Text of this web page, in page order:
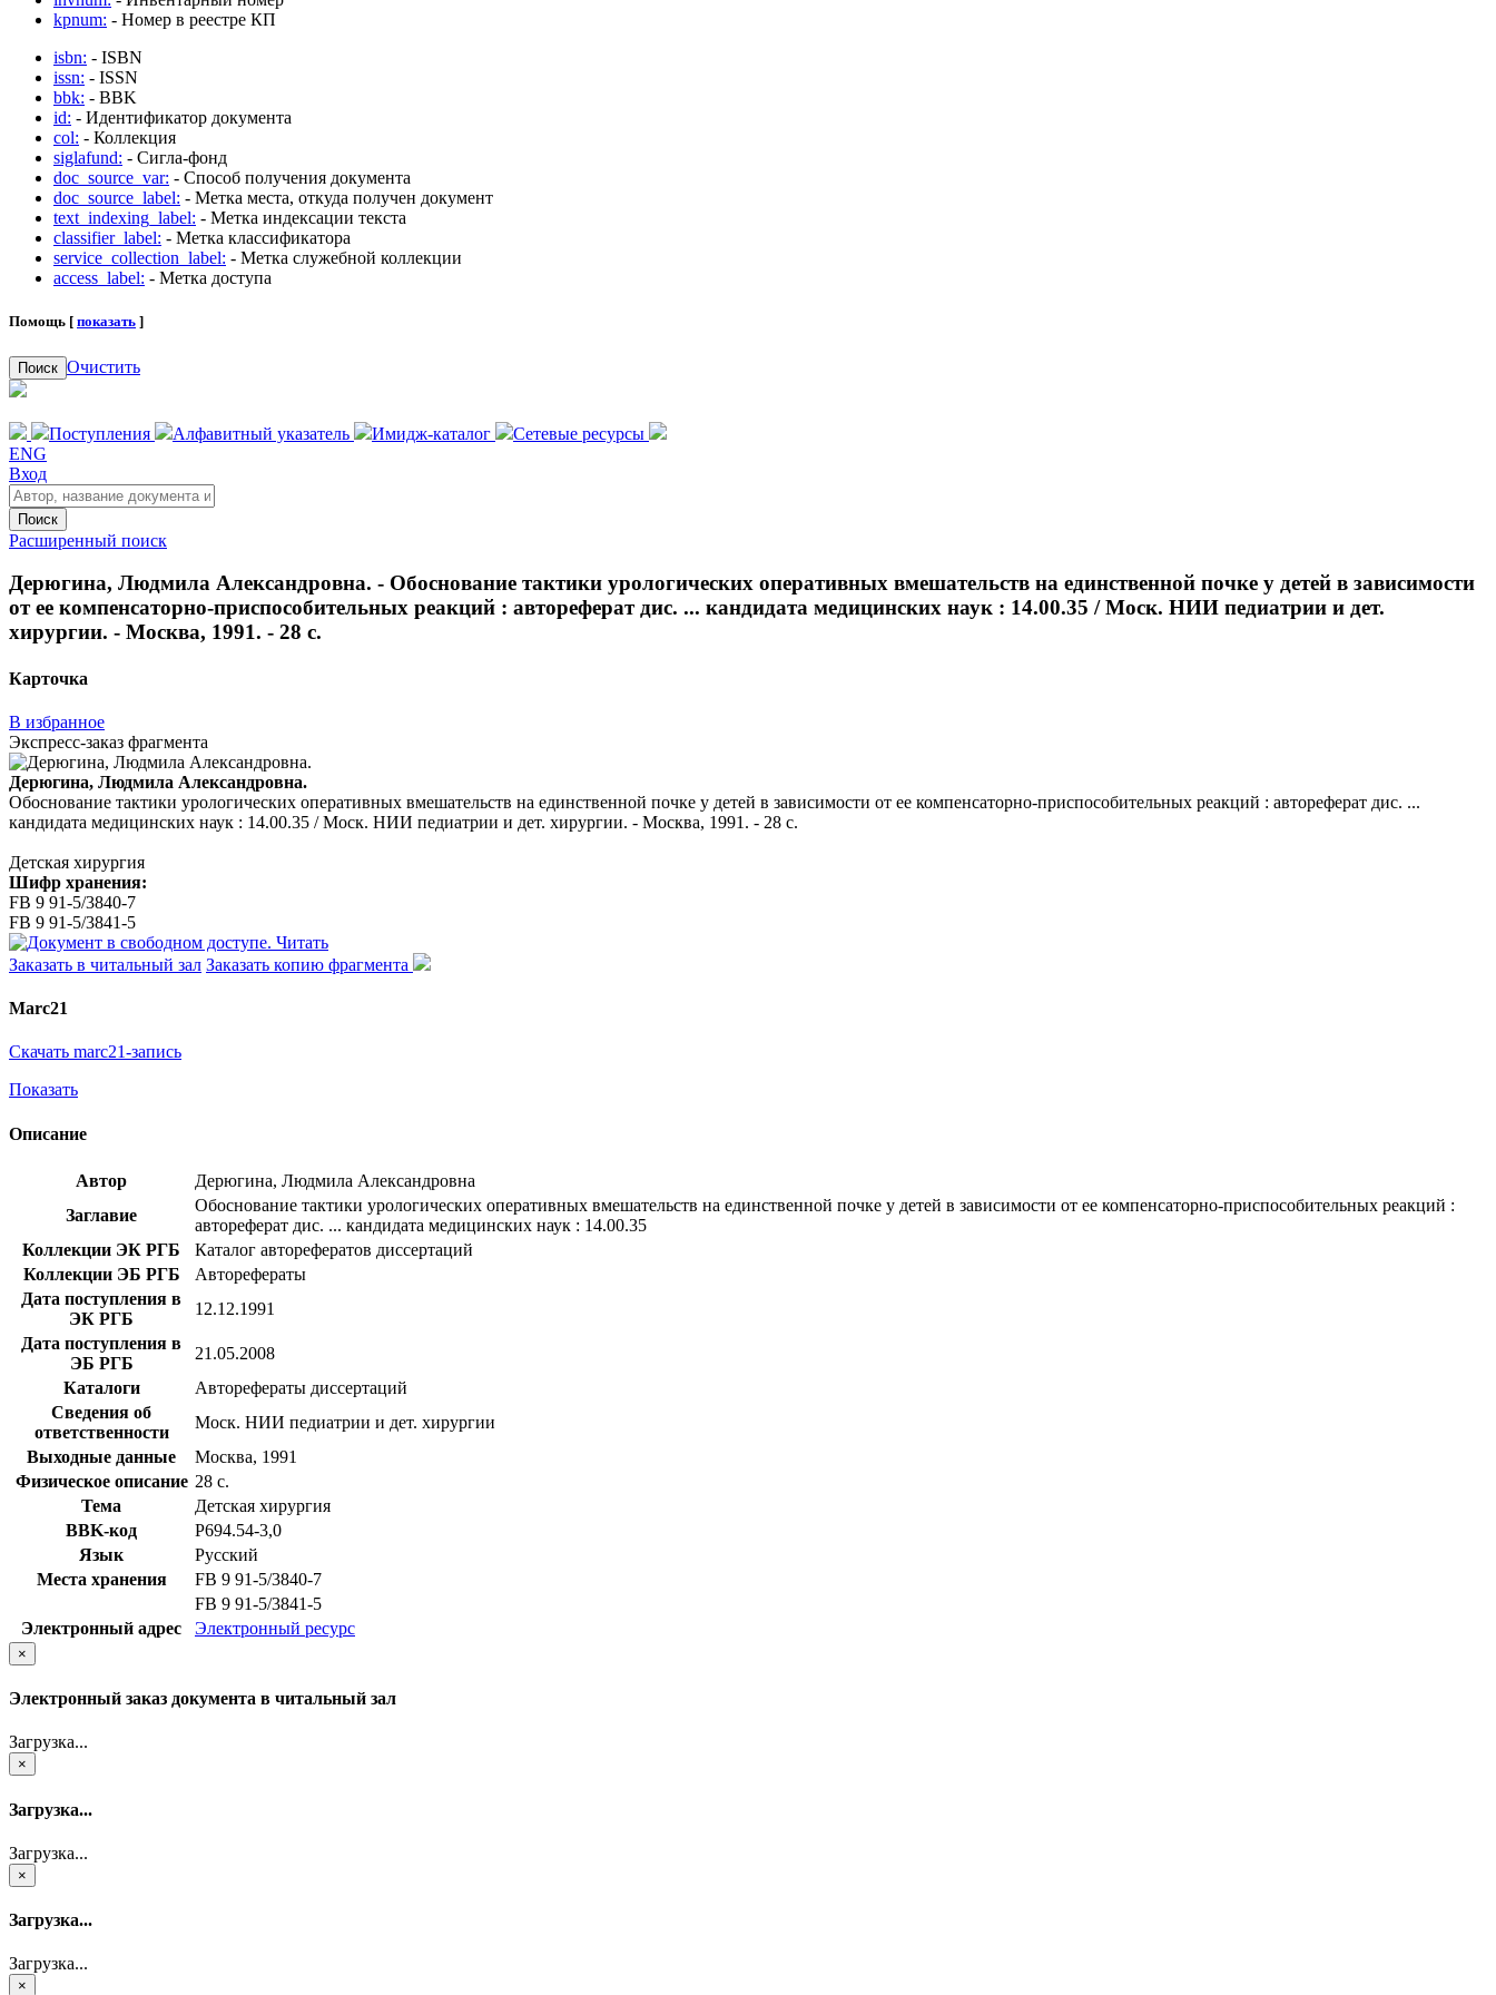
kpnum: - Номер в реестре КП
isbn: - ISBN
issn: - ISSN
bbk: - BBK
id: - Идентификатор документа
col: - Коллекция
siglafund: - Сигла-фонд
doc_source_var: - Способ получения документа
doc_source_label: - Метка места, откуда получен документ
text_indexing_label: - Метка индексации текста
classifier_label: - Метка классификатора
service_collection_label: - Метка служебной коллекции
access_label: - Метка доступа
Помощь [ показать ]
Поиск Очистить
Поступления Алфавитный указатель Имидж-каталог
Сетевые ресурсы
ENG
Вход
Поиск
Расширенный поиск
Дерюгина, Людмила Александровна. - Обоснование тактики урологических оперативных вмешательств на единственной почке у детей в зависимости
от ее компенсаторно-приспособительных реакций : автореферат дис. ... кандидата медицинских наук : 14.00.35 / Моск. НИИ педиатрии и дет.
хирургии. - Москва, 1991. - 28 с.
Карточка
В избранное
Экспресс-заказ фрагмента
Дерюгина, Людмила Александровна.
Обоснование тактики урологических оперативных вмешательств на единственной почке у детей в зависимости от ее компенсаторно-приспособительных реакций : автореферат дис. ...
кандидата медицинских наук : 14.00.35 / Моск. НИИ педиатрии и дет. хирургии. - Москва, 1991. - 28 с.
Детская хирургия
Шифр хранения:
FB 9 91-5/3840-7
FB 9 91-5/3841-5
Читать
Заказать в читальный зал Заказать копию фрагмента
Marc21
Скачать marc21-запись
Показать
Описание
Автор
Дерюгина, Людмила Александровна
Заглавие
Обоснование тактики урологических оперативных вмешательств на единственной почке у детей в зависимости от ее компенсаторно-приспособительных реакций :
автореферат дис. ... кандидата медицинских наук : 14.00.35
Коллекции ЭК РГБ
Каталог авторефератов диссертаций
Коллекции ЭБ РГБ
Авторефераты
Дата поступления в
ЭК РГБ
12.12.1991
Дата поступления в
ЭБ РГБ
21.05.2008
Каталоги
Авторефераты диссертаций
Сведения об
ответственности
Моск. НИИ педиатрии и дет. хирургии
Выходные данные
Москва, 1991
Физическое описание 28 с.
Тема
Детская хирургия
BBK-код
Р694.54-3,0
Язык
Русский
Места хранения
FB 9 91-5/3840-7
FB 9 91-5/3841-5
Электронный адрес
Электронный ресурс
×
Электронный заказ документа в читальный зал
Загрузка...
×
Загрузка...
Загрузка...
×
Загрузка...
Загрузка...
×